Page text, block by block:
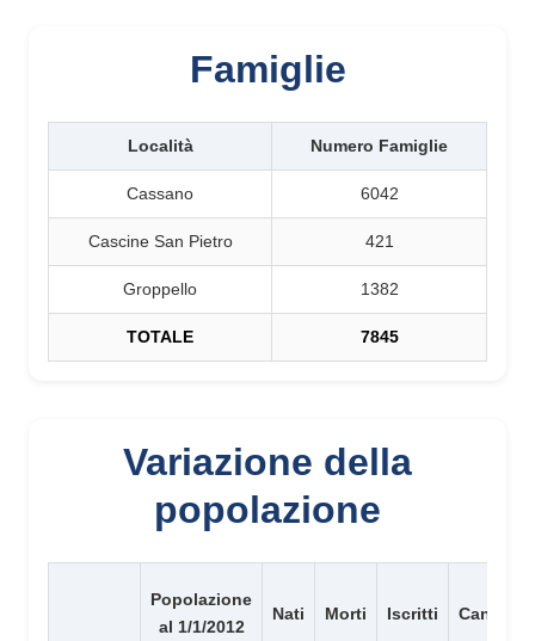
Famiglie
Località Numero Famiglie
Cassano 6042
Cascine San Pietro 421
Groppello 1382
TOTALE 7845
Variazione della
popolazione
Popolazione
al 1/1/2012
Nati Morti Iscritti